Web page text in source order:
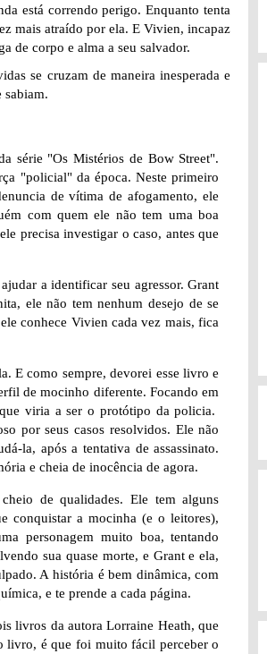
está correndo perigo. Enquanto tenta
mais atraído por ela. E Vivien, incapaz
de corpo e alma a seu salvador.
se cruzam de maneira inesperada e
sabiam.
série "Os Mistérios de Bow Street".
"policial" da época. Neste primeiro
de vítima de afogamento, ele
com quem ele não tem uma boa
precisa investigar o caso, antes que
a identificar seu agressor. Grant
ele não tem nenhum desejo de se
conhece Vivien cada vez mais, fica
E como sempre, devorei esse livro e
de mocinho diferente. Focando em
viria a ser o protótipo da policia.
por seus casos resolvidos. Ele não
la, após a tentativa de assassinato.
e cheia de inocência de agora.
de qualidades. Ele tem alguns
conquistar a mocinha (e o leitores),
personagem muito boa, tentando
sua quase morte, e Grant e ela,
A história é bem dinâmica, com
e te prende a cada página.
livros da autora Lorraine Heath, que
livro, é que foi muito fácil perceber o